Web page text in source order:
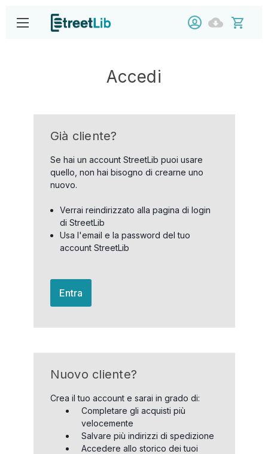
Accedi
Già cliente?
Se hai un account StreetLib puoi usare
quello, non hai bisogno di crearne uno
nuovo.
Verrai reindirizzato alla pagina di login
di StreetLib
Usa l'email e la password del tuo
account StreetLib
Entra
Nuovo cliente?
Crea il tuo account e sarai in grado di:
Completare gli acquisti più
velocemente
Salvare più indirizzi di spedizione
Accedere allo storico dei tuoi